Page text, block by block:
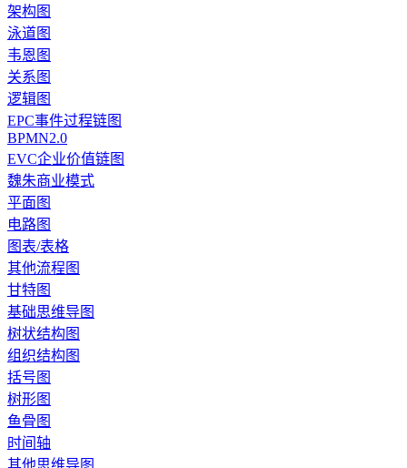
架构图
泳道图
韦恩图
关系图
逻辑图
EPC事件过程链图
BPMN2.0
EVC企业价值链图
魏朱商业模式
平面图
电路图
图表/表格
其他流程图
甘特图
基础思维导图
树状结构图
组织结构图
括号图
树形图
鱼骨图
时间轴
其他思维导图